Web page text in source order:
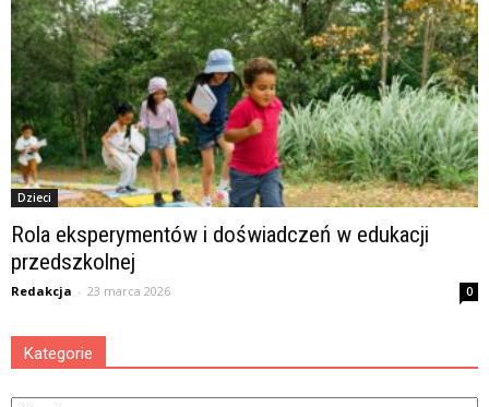
Dzieci
Rola eksperymentów i doświadczeń w edukacji
przedszkolnej
Redakcja - 23 marca 2026 0
Kategorie
Kategorie